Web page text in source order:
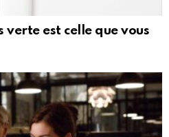
verte est celle que vous